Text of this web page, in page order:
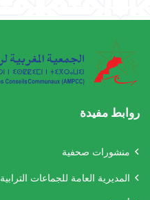
روابط مفيدة
منشورات صحفية
المديرية العامة للجماعات الترابية